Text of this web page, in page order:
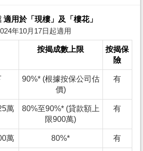
適用於「現樓」及「樓花」
年10月17日起適用
按揭成數上限
按揭保
險
90%* (根據按保公司估
價)
有
萬
80%至90%* (貸款額上
限900萬)
有
萬 80%* 有